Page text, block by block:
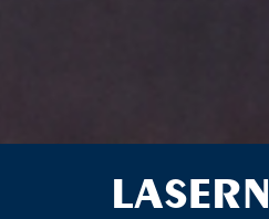
LASERN